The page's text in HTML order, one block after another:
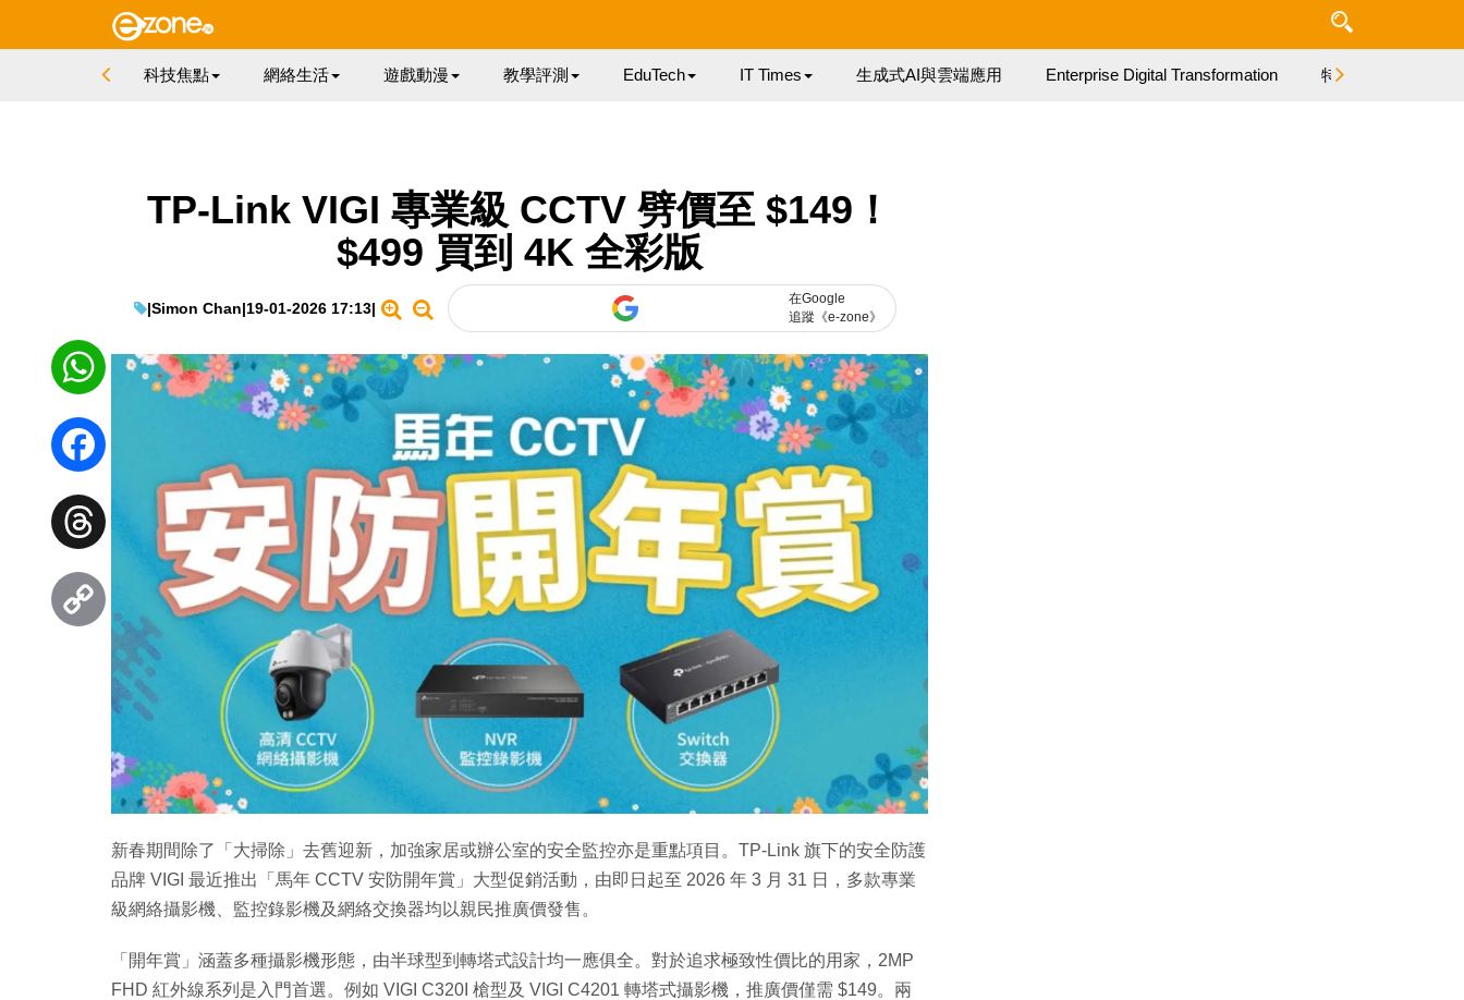
科技焦點 網絡生活 遊戲動漫 教學評測 EduTech IT Times 生成式AI與雲端應用 Enterprise Digital Transformation 特集
TP-Link VIGI 專業級 CCTV 劈價至 $149！
$499 買到 4K 全彩版
|Simon Chan|19-01-2026 17:13|
在Google
追蹤《e-zone》
新春期間除了「大掃除」去舊迎新，加強家居或辦公室的安全監控亦是重點項目。TP-Link 旗下的安全防護
品牌 VIGI 最近推出「馬年 CCTV 安防開年賞」大型促銷活動，由即日起至 2026 年 3 月 31 日，多款專業
級網絡攝影機、監控錄影機及網絡交換器均以親民推廣價發售。
「開年賞」涵蓋多種攝影機形態，由半球型到轉塔式設計均一應俱全。對於追求極致性價比的用家，2MP
FHD 紅外線系列是入門首選。例如 VIGI C320I 槍型及 VIGI C4201 轉塔式攝影機，推廣價僅需 $149。兩
WhatsApp
Facebook
Threads
Copy